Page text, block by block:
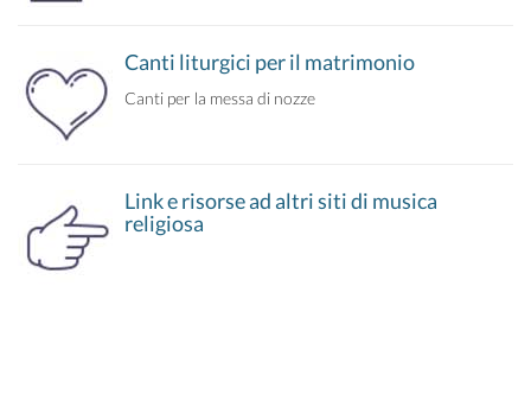
Canti liturgici per il matrimonio
Canti per la messa di nozze
Link e risorse ad altri siti di musica
religiosa